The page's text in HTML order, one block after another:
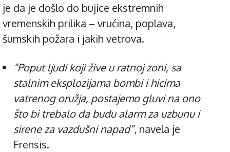
je da je došlo do bujice ekstremnih
vremenskih prilika – vrućina, poplava,
šumskih požara i jakih vetrova.
“Poput ljudi koji žive u ratnoj zoni, sa
stalnim eksplozijama bombi i hicima
vatrenog oružja, postajemo gluvi na ono
što bi trebalo da budu alarm za uzbunu i
sirene za vazdušni napad”, navela je
Frensis.